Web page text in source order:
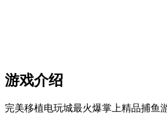
游戏介绍
完美移植电玩城最火爆掌上精品捕鱼